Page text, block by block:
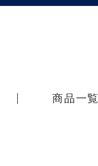
商品一覧